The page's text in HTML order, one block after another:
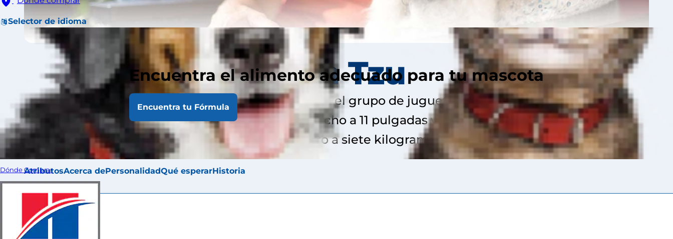
Selector de idioma
Encuentra el alimento adecuado para tu mascota
Encuentra tu Fórmula
Dónde Comprar
Shih Tzu
Los Shih Tzu están clasificados en el grupo de juguetes en la mayoría
de los países, con una altura de ocho a 11 pulgadas y un peso de nueve
a 16 libras (cuatro a siete kilogramos).
AtributosAcerca dePersonalidadQué esperarHistoria